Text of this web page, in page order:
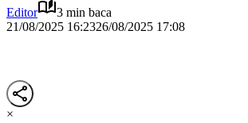
Editor
3 min baca
21/08/2025 16:2326/08/2025 17:08
×